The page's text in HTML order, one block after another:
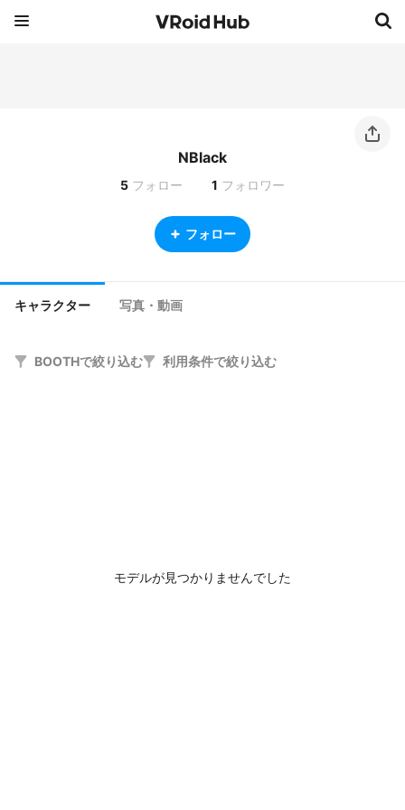
NBlack
5 フォロー 1 フォロワー
フォロー
キャラクター 写真・動画
BOOTHで絞り込む 利用条件で絞り込む
モデルが見つかりませんでした